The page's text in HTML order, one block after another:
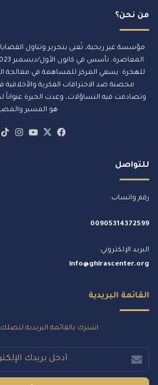
ي
من نحن؟
مؤسسة غير ربحية، تُعنى بتحرير وتناول القضايا
للهجرة. يسعي المركز للمساهمة في معالجة
محصنة ضد الاختراقات الفكرية والأخلاقية
وتصادمت فيه التساؤلات، وغدت الحيرة عنواناً
هو المسير
فيسبوك
‫X
‫YouTube
للتواصل
رقم واتساب:
00905314372599
البريد الإلكتروني:
info@ghirascenter.org
القائمة البريدية
اشترك بالقائمة البريدية لتصلك
بريدك
الإلكتروني